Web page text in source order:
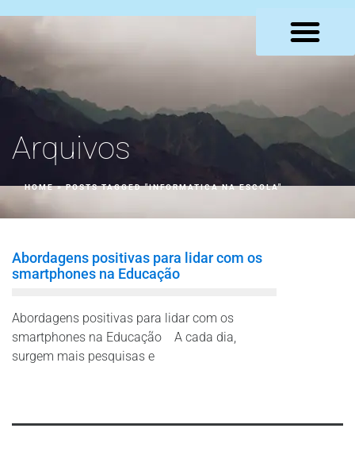
Arquivos
HOME»POSTS TAGGED "INFORMATICA NA ESCOLA"
Abordagens positivas para lidar com os
smartphones na Educação
Abordagens positivas para lidar com os
smartphones na Educação A cada dia,
surgem mais pesquisas e